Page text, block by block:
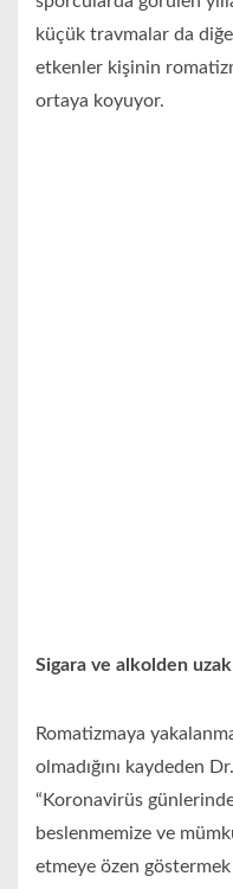
küçük travmalar da
etkenler kişinin
ortaya koyuyor.
Sigara ve alkolden
Romatizmaya
olmadığını kaydeden
“Koronavirüs
beslenmemize ve
etmeye özen